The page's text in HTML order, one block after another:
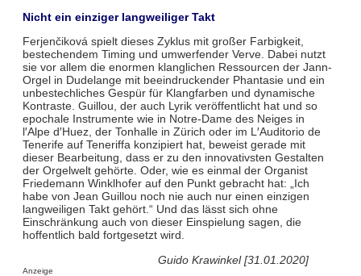
Nicht ein einziger langweiliger Takt
Ferjenčiková spielt dieses Zyklus mit großer Farbigkeit,
bestechendem Timing und umwerfender Verve. Dabei nutzt
sie vor allem die enormen klanglichen Ressourcen der Jann-
Orgel in Dudelange mit beeindruckender Phantasie und ein
unbestechliches Gespür für Klangfarben und dynamische
Kontraste. Guillou, der auch Lyrik veröffentlicht hat und so
epochale Instrumente wie in Notre-Dame des Neiges in
l′Alpe d′Huez, der Tonhalle in Zürich oder im L′Auditorio de
Tenerife auf Teneriffa konzipiert hat, beweist gerade mit
dieser Bearbeitung, dass er zu den innovativsten Gestalten
der Orgelwelt gehörte. Oder, wie es einmal der Organist
Friedemann Winklhofer auf den Punkt gebracht hat: „Ich
habe von Jean Guillou noch nie auch nur einen einzigen
langweiligen Takt gehört.“ Und das lässt sich ohne
Einschränkung auch von dieser Einspielung sagen, die
hoffentlich bald fortgesetzt wird.
Guido Krawinkel [31.01.2020]
Anzeige